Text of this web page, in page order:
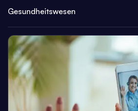
Gesundheitswesen